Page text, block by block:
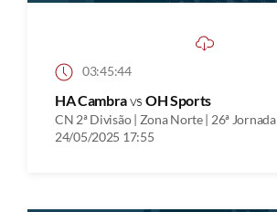
03:45:44
HA Cambravs OH Sports
CN 2ª Divisão | Zona Norte | 26ª Jornada
24/05/2025 17:55